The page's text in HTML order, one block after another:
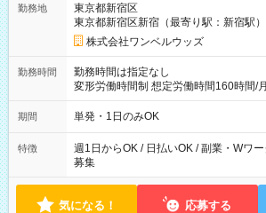
勤務地
東京都新宿区
東京都新宿区新宿（最寄り駅：新宿駅）
株式会社ワンベルウッズ
勤務時間
勤務時間は指定なし
変形労働時間制 想定労働時間160時間/月 【シフト例】 ・8：00
～21：00
期間 単発・1日のみOK
特徴
週1日からOK / 日払いOK / 副業・Wワ
募集
気になる！ 応募する